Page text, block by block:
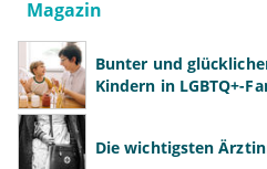
Magazin
Bunter und
Kindern in LGBTQ+-
Die wichtigsten